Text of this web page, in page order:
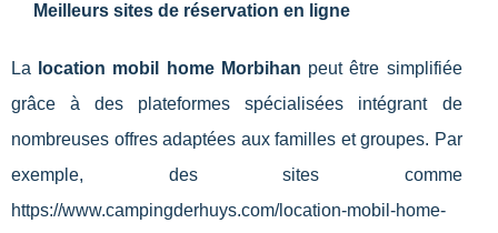
Meilleurs sites de réservation en ligne
La location mobil home Morbihan peut être simplifiée
grâce à des plateformes spécialisées intégrant de
nombreuses offres adaptées aux familles et groupes. Par
exemple, des sites comme
https://www.campingderhuys.com/location-mobil-home-